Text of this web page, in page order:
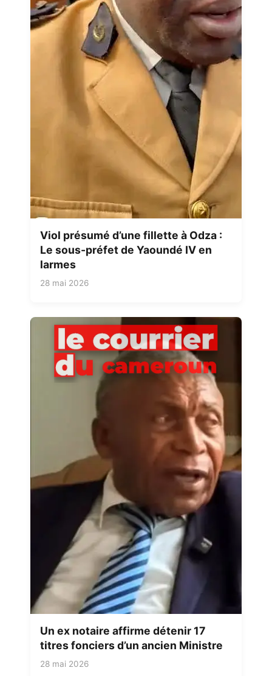
Viol présumé d’une fillette à Odza :
Le sous-préfet de Yaoundé IV en
larmes
28 mai 2026
Un ex notaire affirme détenir 17
titres fonciers d’un ancien Ministre
28 mai 2026